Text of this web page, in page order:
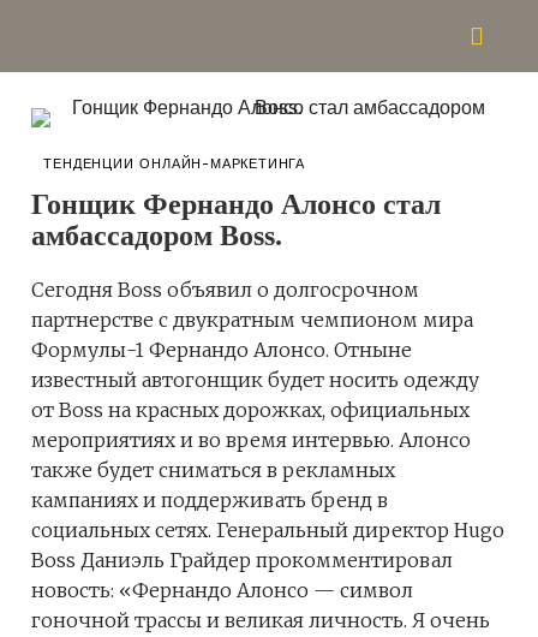
ТЕНДЕНЦИИ ОНЛАЙН-МАРКЕТИНГА
Гонщик Фернандо Алонсо стал
амбассадором Boss.
Сегодня Boss объявил о долгосрочном
партнерстве с двукратным чемпионом мира
Формулы-1 Фернандо Алонсо. Отныне
известный автогонщик будет носить одежду
от Boss на красных дорожках, официальных
мероприятиях и во время интервью. Алонсо
также будет сниматься в рекламных
кампаниях и поддерживать бренд в
социальных сетях. Генеральный директор Hugo
Boss Даниэль Грайдер прокомментировал
новость: «Фернандо Алонсо — символ
гоночной трассы и великая личность. Я очень